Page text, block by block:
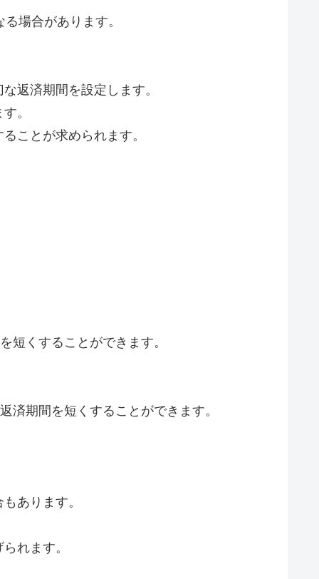
場合があります。
返済期間を設定します。
。
ことが求められます。
短くすることができます。
済期間を短くすることができます。
あります。
れます。